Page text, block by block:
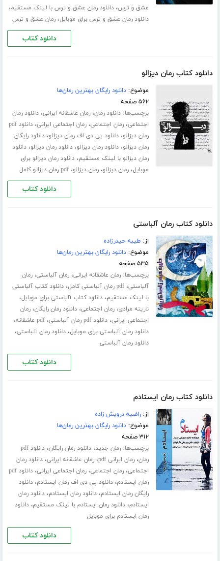
عشق و ترس،دانلود رمان عشق و ترس با لینک مستقیم،
دانلود رمان عشق و ترس برای موبایل،رمان عشق و ترس
دانلود کتاب
دانلود کتاب رمان دیزالو
موضوع:دانلود رایگان بهترین رمان‌ها
۵۶۲ صفحه
برچسب‌ها:دانلود رمان،رمان عاشقانه ایرانی،دانلود رمان
اجتماعی،رمان اجتماعی،رمان اجتماعی ایرانی،
دانلود pdf
رمان دیزالو،دانلود پی دی اف رمان دیزالو،دانلود رایگان
رمان دیزالو،دانلود رمان دیزالو،دانلود رمان دیزالو،دانلود
رمان دیزالو با لینک مستقیم،دانلود رمان دیزالو برای
موبایل،رمان دیزالو،رمان دیزالو،pdf رمان دیزالو کامل
دانلود کتاب
دانلود کتاب رمان آلباستی
از: طیبه حیدرزاده
موضوع:دانلود رایگان بهترین رمان‌ها
۵۳۵ صفحه
برچسب‌ها:رمان عاشقانه ایرانی،رمان آلباستی،رمان
آلباستی،pdf رمان آلباستی کامل ،دانلود کتاب آلباستی
با لینک مستقیم،دانلود کتاب آلباستی برای موبایل،
نارینه مرادی،رمان اجتماعی،دانلود رمان رایگان،رمان
اجتماعی ایرانی،دانلود pdf رمان آلباستی ،pdf عاشقانه ،
دانلود رمان آلباستی برای موبایل،دانلود رمان آلباستی،
دانلود رمان آلباستی
دانلود کتاب
دانلود کتاب رمان ایستادم
از:راضیه درویش زاده
موضوع:دانلود رایگان بهترین رمان‌ها
۳۱۲ صفحه
برچسب‌ها:رمان جدید،دانلود رمان رایگان،
دانلود pdf
رمان،رمان ایرانی pdf ،رمان عاشقانه ایرانی،دانلود رمان
اجتماعی،رمان اجتماعی،رمان اجتماعی ایرانی،
دانلود pdf
رمان ایستادم،دانلود پی دی اف رمان ایستادم،دانلود
رایگان رمان ایستادم،دانلود رمان ایستادم،دانلود رمان
ایستادم،دانلود رمان ایستادم با لینک مستقیم،دانلود
رمان ایستادم برای موبایل
دانلود کتاب